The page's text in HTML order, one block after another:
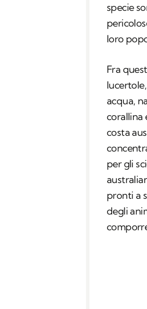
specie
loro
Fra
acqua,
corallina
costa
per gli
pronti a
degli